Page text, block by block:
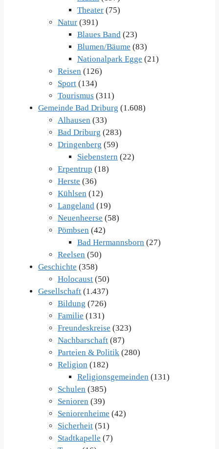
Theater (75)
Natur (391)
Blaues Band (23)
Blumen/Bäume (83)
Nationalpark Egge (21)
Reisen (126)
Sport (134)
Tourismus (311)
Gemeinde Bad Driburg (1.608)
Alhausen (33)
Bad Driburg (283)
Dringenberg (59)
Siebenstern (22)
Erpentrup (18)
Herste (36)
Kühlsen (12)
Langeland (19)
Neuenheerse (58)
Pömbsen (42)
Bad Hermannsborn (27)
Reelsen (50)
Geschichte (358)
Holocaust (50)
Gesellschaft (1.437)
Bildung (726)
Familie (131)
Freundeskreise (323)
Nachbarschaft (87)
Parteien & Politik (280)
Religion (182)
Religionsgemeinden (131)
Schulen (385)
Senioren (39)
Seniorenheime (42)
Sicherheit (51)
Stadtkapelle (7)